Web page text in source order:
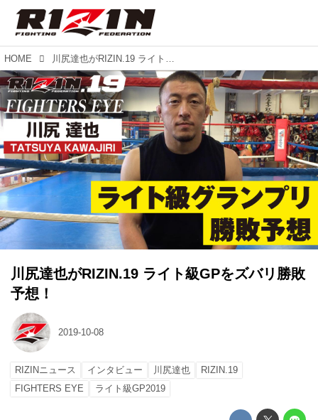
HOME 川尻達也がRIZIN.19 ライト級GPをズバリ勝敗予想！
川尻達也がRIZIN.19 ライト級GPをズバリ勝敗
予想！
2019-10-08
RIZINニュース インタビュー 川尻達也
RIZIN.19
FIGHTERS EYE
ライト級GP2019